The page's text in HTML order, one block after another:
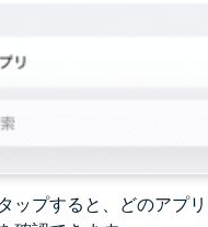
ップすると、どのアプ